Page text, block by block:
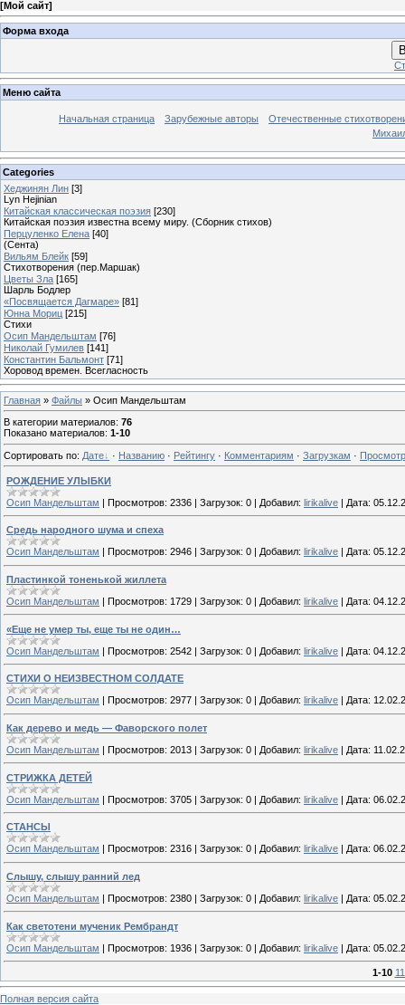
[Мой сайт]
Форма входа
Меню сайта
Начальная страница Зарубежные авторы
Отечественные
Categories
Хеджинян Лин [3]
Lyn Hejinian
Китайская классическая поэзия [230]
Китайская поэзия известна всему миру. (Сборник стихов)
Перцуленко Елена [40]
(Сента)
Вильям Блейк [59]
Стихотворения (пер.Маршак)
Цветы Зла [165]
Шарль Бодлер
«Посвящается Дагмаре» [81]
Юнна Мориц [215]
Стихи
Осип Мандельштам [76]
Николай Гумилев [141]
Константин Бальмонт [71]
Хоровод времен. Всегласность
Главная » Файлы » Осип Мандельштам
В категории материалов: 76
Показано материалов: 1-10
Сортировать по: Дате · Названию · Рейтингу · Комментариям · Загрузкам ·
РОЖДЕНИЕ УЛЫБКИ
Осип Мандельштам | Просмотров: 2336 | Загрузок: 0 | Добавил: lirikalive | Дата:
Средь народного шума и спеха
Осип Мандельштам
Просмотров: 2946 Загрузок: 0 Добавил: lirikalive Дата:
Пластинкой тоненькой жиллета
Осип Мандельштам | Просмотров: 1729 | Загрузок: 0 | Добавил: lirikalive | Дата:
«Еще не умер ты, еще ты не один…
Осип Мандельштам | Просмотров: 2542 | Загрузок: 0 | Добавил: lirikalive | Дата:
СТИХИ О НЕИЗВЕСТНОМ СОЛДАТЕ
Осип Мандельштам
Просмотров: 2977 Загрузок: 0 Добавил: lirikalive Дата:
Как дерево и медь — Фаворского полет
Осип Мандельштам | Просмотров: 2013 | Загрузок: 0 | Добавил: lirikalive | Дата:
СТРИЖКА ДЕТЕЙ
Осип Мандельштам | Просмотров: 3705 | Загрузок: 0 | Добавил: lirikalive | Дата:
СТАНСЫ
Осип Мандельштам | Просмотров: 2316 | Загрузок: 0 | Добавил: lirikalive | Дата:
Слышу, слышу ранний лед
Осип Мандельштам | Просмотров: 2380 | Загрузок: 0 | Добавил: lirikalive | Дата:
Как светотени мученик Рембрандт
Осип Мандельштам | Просмотров: 1936 | Загрузок: 0 | Добавил: lirikalive | Дата:
1-10
Полная версия сайта